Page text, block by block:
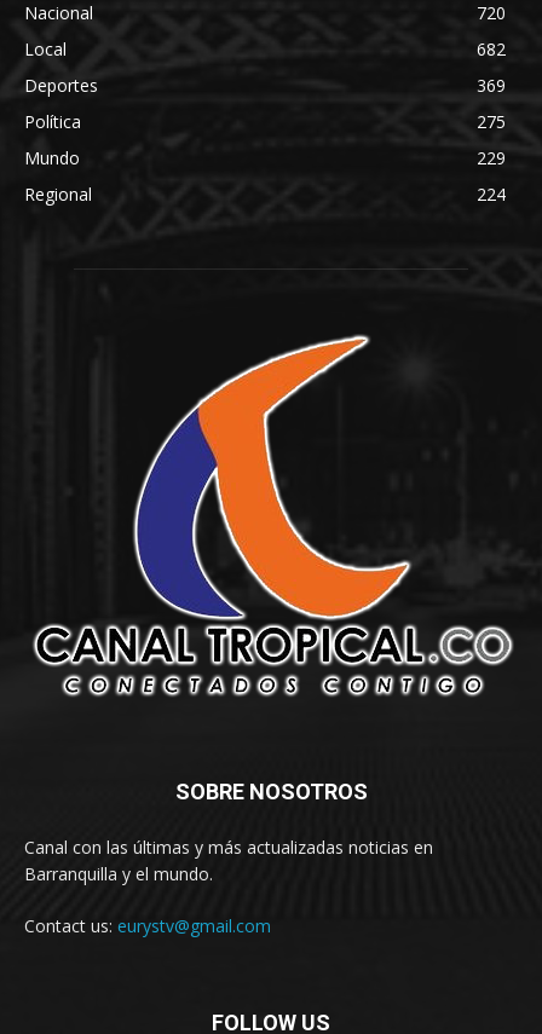
Nacional
720
Local
682
Deportes
369
Política
275
Mundo
229
Regional
224
SOBRE NOSOTROS
Canal con las últimas y más actualizadas noticias en
Barranquilla y el mundo.
Contact us: eurystv@gmail.com
FOLLOW US